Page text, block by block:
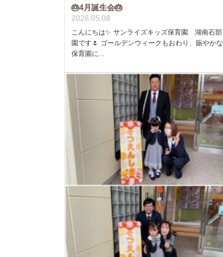
🎂4月誕生会🎂
2026.05.08
こんにちは✨ サンライズキッズ保育園 湖南石部
園です🌷 ゴールデンウィークもおわり、賑やかな
保育園に...